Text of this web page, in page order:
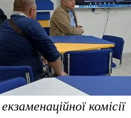
комісії